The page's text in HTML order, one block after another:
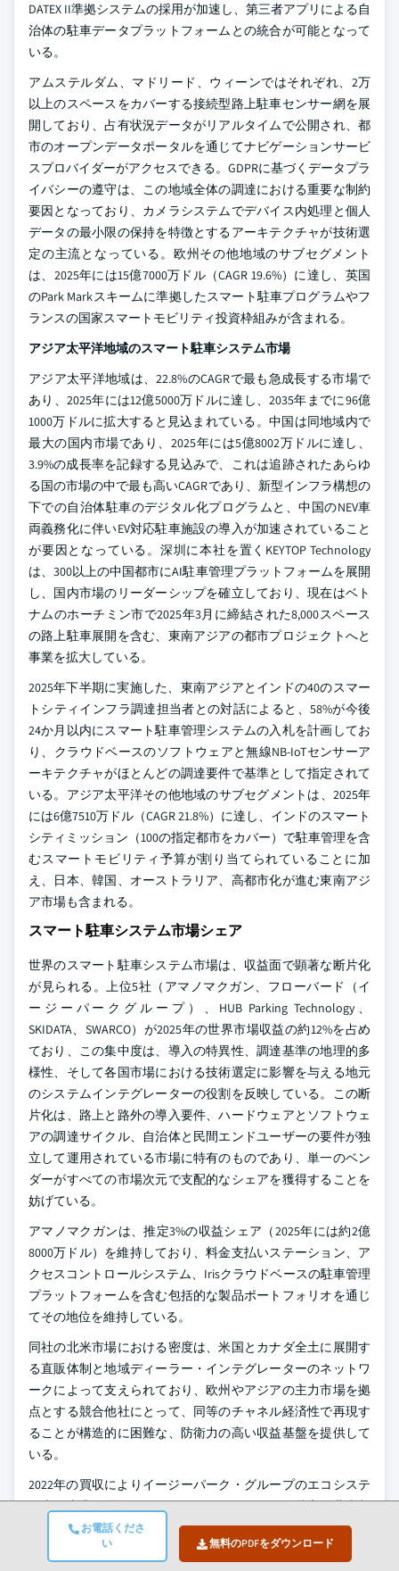
お電話くださ
い
無料のPDFをダウンロード
DATEX II準拠システムの採用が加速し、第三者アプリによる自
治体の駐車データプラットフォームとの統合が可能となって
いる。
アムステルダム、マドリード、ウィーンではそれぞれ、2万
以上のスペースをカバーする接続型路上駐車センサー網を展
開しており、占有状況データがリアルタイムで公開され、都
市のオープンデータポータルを通じてナビゲーションサービ
スプロバイダーがアクセスできる。GDPRに基づくデータプラ
イバシーの遵守は、この地域全体の調達における重要な制約
要因となっており、カメラシステムでデバイス内処理と個人
データの最小限の保持を特徴とするアーキテクチャが技術選
定の主流となっている。欧州その他地域のサブセグメント
は、2025年には15億7000万ドル（CAGR 19.6%）に達し、英国
のPark Markスキームに準拠したスマート駐車プログラムやフ
ランスの国家スマートモビリティ投資枠組みが含まれる。
アジア太平洋地域のスマート駐車システム市場
アジア太平洋地域は、22.8%のCAGRで最も急成長する市場で
あり、2025年には12億5000万ドルに達し、2035年までに96億
1000万ドルに拡大すると見込まれている。中国は同地域内で
最大の国内市場であり、2025年には5億8002万ドルに達し、
3.9%の成長率を記録する見込みで、これは追跡されたあらゆ
る国の市場の中で最も高いCAGRであり、新型インフラ構想の
下での自治体駐車のデジタル化プログラムと、中国のNEV車
両義務化に伴いEV対応駐車施設の導入が加速されていること
が要因となっている。深圳に本社を置くKEYTOP Technology
は、300以上の中国都市にAI駐車管理プラットフォームを展開
し、国内市場のリーダーシップを確立しており、現在はベト
ナムのホーチミン市で2025年3月に締結された8,000スペース
の路上駐車展開を含む、東南アジアの都市プロジェクトへと
事業を拡大している。
2025年下半期に実施した、東南アジアとインドの40のスマー
トシティインフラ調達担当者との対話によると、58%が今後
24か月以内にスマート駐車管理システムの入札を計画してお
り、クラウドベースのソフトウェアと無線NB-IoTセンサーア
ーキテクチャがほとんどの調達要件で基準として指定されて
いる。アジア太平洋その他地域のサブセグメントは、2025年
には6億7510万ドル（CAGR 21.8%）に達し、インドのスマート
シティミッション（100の指定都市をカバー）で駐車管理を含
むスマートモビリティ予算が割り当てられていることに加
え、日本、韓国、オーストラリア、高都市化が進む東南アジ
ア市場も含まれる。
スマート駐車システム市場シェア
世界のスマート駐車システム市場は、収益面で顕著な断片化
が見られる。上位5社（アマノマクガン、フローバード（イ
ージーパークグループ）、HUB Parking Technology、
SKIDATA、SWARCO）が2025年の世界市場収益の約12%を占め
ており、この集中度は、導入の特異性、調達基準の地理的多
様性、そして各国市場における技術選定に影響を与える地元
のシステムインテグレーターの役割を反映している。この断
片化は、路上と路外の導入要件、ハードウェアとソフトウェ
アの調達サイクル、自治体と民間エンドユーザーの要件が独
立して運用されている市場に特有のものであり、単一のベン
ダーがすべての市場次元で支配的なシェアを獲得することを
妨げている。
アマノマクガンは、推定3%の収益シェア（2025年には約2億
8000万ドル）を維持しており、料金支払いステーション、ア
クセスコントロールシステム、Irisクラウドベースの駐車管理
プラットフォームを含む包括的な製品ポートフォリオを通じ
てその地位を維持している。
同社の北米市場における密度は、米国とカナダ全土に展開す
る直販体制と地域ディーラー・インテグレーターのネットワ
ークによって支えられており、欧州やアジアの主力市場を拠
点とする競合他社にとって、同等のチャネル経済性で再現す
ることが構造的に困難な、防衛力の高い収益基盤を提供して
いる。
2022年の買収によりイージーパーク・グループのエコシステ
ム内で事業を展開するフローバードは、西欧と特定の北米都
市における路上駐車メーターと決済端末市場に集中的に存在
し、約2.7%のシェア（およそ2億5,000万ドル）を有してい